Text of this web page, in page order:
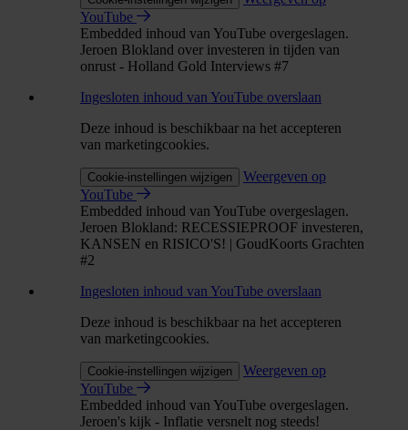
YouTube
Embedded inhoud van YouTube overgeslagen.
Jeroen Blokland over investeren in tijden van
onrust - Holland Gold Interviews #7
Ingesloten inhoud van YouTube overslaan
Deze inhoud is beschikbaar na het accepteren
van marketingcookies.
Cookie-instellingen wijzigen
Weergeven op
YouTube
Embedded inhoud van YouTube overgeslagen.
Jeroen Blokland: RECESSIEPROOF investeren,
KANSEN en RISICO'S! | GoudKoorts Grachten
#2
Ingesloten inhoud van YouTube overslaan
Deze inhoud is beschikbaar na het accepteren
van marketingcookies.
Cookie-instellingen wijzigen
Weergeven op
YouTube
Embedded inhoud van YouTube overgeslagen.
Jeroen's kijk - Inflatie versnelt nog steeds!